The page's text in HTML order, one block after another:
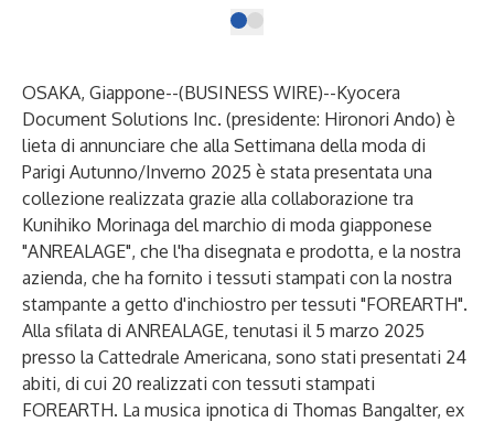
OSAKA, Giappone--(BUSINESS WIRE)--Kyocera
Document Solutions Inc. (presidente: Hironori Ando) è
lieta di annunciare che alla Settimana della moda di
Parigi Autunno/Inverno 2025 è stata presentata una
collezione realizzata grazie alla collaborazione tra
Kunihiko Morinaga del marchio di moda giapponese
"ANREALAGE", che l'ha disegnata e prodotta, e la nostra
azienda, che ha fornito i tessuti stampati con la nostra
stampante a getto d'inchiostro per tessuti "FOREARTH".
Alla sfilata di ANREALAGE, tenutasi il 5 marzo 2025
presso la Cattedrale Americana, sono stati presentati 24
abiti, di cui 20 realizzati con tessuti stampati
FOREARTH. La musica ipnotica di Thomas Bangalter, ex